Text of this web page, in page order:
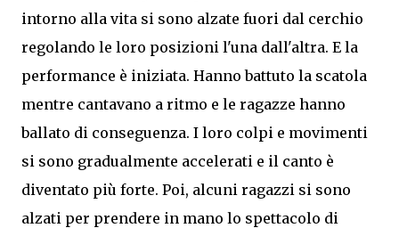
intorno alla vita si sono alzate fuori dal cerchio
regolando le loro posizioni l'una dall'altra. E la
performance è iniziata. Hanno battuto la scatola
mentre cantavano a ritmo e le ragazze hanno
ballato di conseguenza. I loro colpi e movimenti
si sono gradualmente accelerati e il canto è
diventato più forte. Poi, alcuni ragazzi si sono
alzati per prendere in mano lo spettacolo di